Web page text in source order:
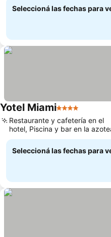
Seleccioná las fechas para
Yotel Miami4 Estrellas
Restaurante y cafetería en el
hotel, Piscina y bar en la
Seleccioná las fechas para